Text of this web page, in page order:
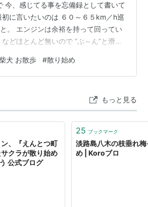
今、感じてる事を忘備録として書いて
に言いたいのは ６０～６５km／h巡
。 エンジンは余裕を持って回ってい
どほとんど無いので ”ぶ～ん”と滑ら
順不同で列記します。 思った通り燃
らく４０km／Lを切る事はないでし
キビキビ加速するので ストレスを感
せんし 中速域でトルクがあるので 一
柴犬 お散歩 #散り始め
もっと見る
、『えんとつ町
クラが散り始め
公式ブログ
25 ブックマーク
淡路島八木の枝垂れ
め | Koroブロ